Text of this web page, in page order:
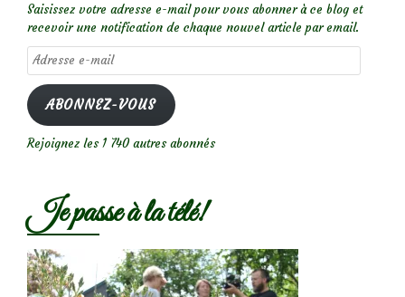
Saisissez votre adresse e-mail pour vous abonner à ce blog et
recevoir une notification de chaque nouvel article par email.
Adresse
e-
mail
ABONNEZ-VOUS
Rejoignez les 1 740 autres abonnés
Je passe à la télé!